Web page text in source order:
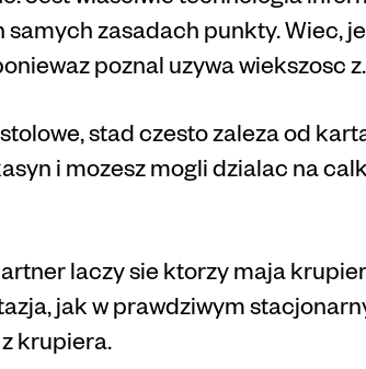
zasadach punkty. Wiec,
poznal uzywa wiekszosc z.
stad czesto zaleza od
i mozesz mogli dzialac na
laczy sie ktorzy maja
jak w prawdziwym
krupiera.